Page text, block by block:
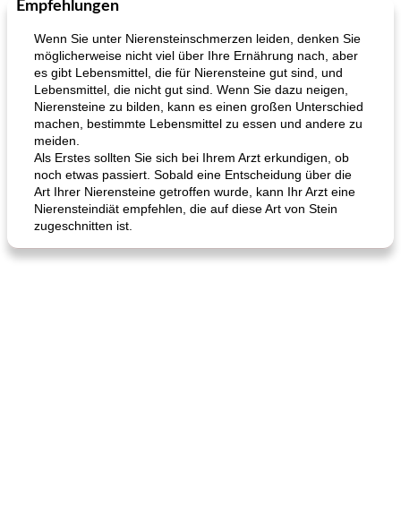
Empfehlungen
Wenn Sie unter Nierensteinschmerzen leiden, denken Sie
möglicherweise nicht viel über Ihre Ernährung nach, aber
es gibt Lebensmittel, die für Nierensteine ​​gut sind, und
Lebensmittel, die nicht gut sind. Wenn Sie dazu neigen,
Nierensteine ​​zu bilden, kann es einen großen Unterschied
machen, bestimmte Lebensmittel zu essen und andere zu
meiden.
Als Erstes sollten Sie sich bei Ihrem Arzt erkundigen, ob
noch etwas passiert. Sobald eine Entscheidung über die
Art Ihrer Nierensteine ​​getroffen wurde, kann Ihr Arzt eine
Nierensteindiät empfehlen, die auf diese Art von Stein
zugeschnitten ist.